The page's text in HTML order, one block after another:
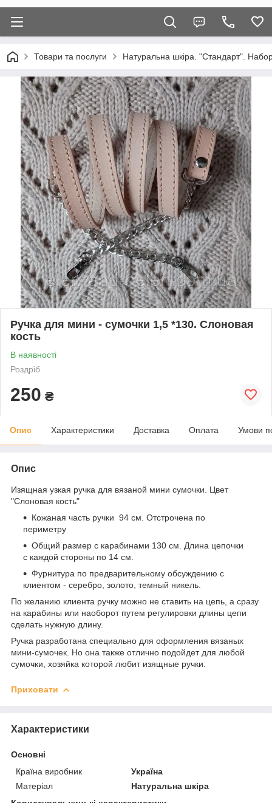
Товари та послуги Натуральна шкіра. "Стандарт".
Ручка для мини - сумочки 1,5 *130. Слоновая
кость
В наявності
Роздріб
250 ₴
Опис Характеристики Доставка Оплата Умови
Опис
Изящная узкая ручка для вязаной мини сумочки. Цвет
"Слоновая кость"
Кожаная часть ручки 94 см. Отстрочена по
периметру
Общий размер с карабинами 130 см. Длина цепочки
с каждой стороны по 14 см.
Фурнитура по предварительному обсуждению с
клиентом - серебро, золото, темный никель.
По желанию клиента ручку можно не ставить на цепь, а сразу
на карабины или наоборот путем регулировки длины цепи
сделать нужную длину.
Ручка разработана специально для оформления вязаных
мини-сумочек. Но она также отлично подойдет для любой
сумочки, хозяйка которой любит изящные ручки.
Приховати
Характеристики
Основні
Країна виробник
Україна
Матеріал
Натуральна шкіра